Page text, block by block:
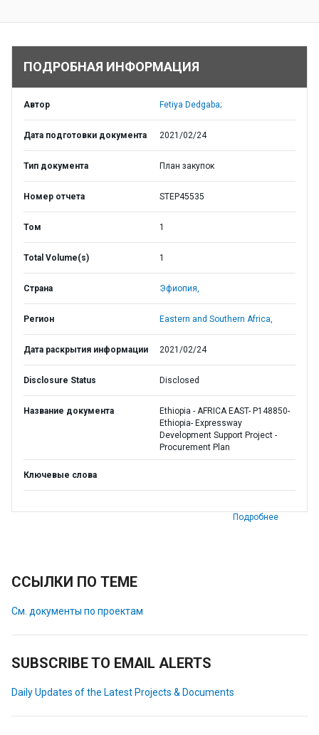
ПОДРОБНАЯ ИНФОРМАЦИЯ
Автор Fetiya Dedgaba;
Дата подготовки документа 2021/02/24
Тип документа План закупок
Номер отчета STEP45535
Том 1
Total Volume(s) 1
Страна Эфиопия,
Регион Eastern and Southern Africa,
Дата раскрытия информации 2021/02/24
Disclosure Status Disclosed
Название документа
Ethiopia - AFRICA EAST- P148850-
Ethiopia- Expressway
Development Support Project -
Procurement Plan
Ключевые слова
Подробнее
ССЫЛКИ ПО ТЕМЕ
См. документы по проектам
SUBSCRIBE TO EMAIL ALERTS
Daily Updates of the Latest Projects & Documents